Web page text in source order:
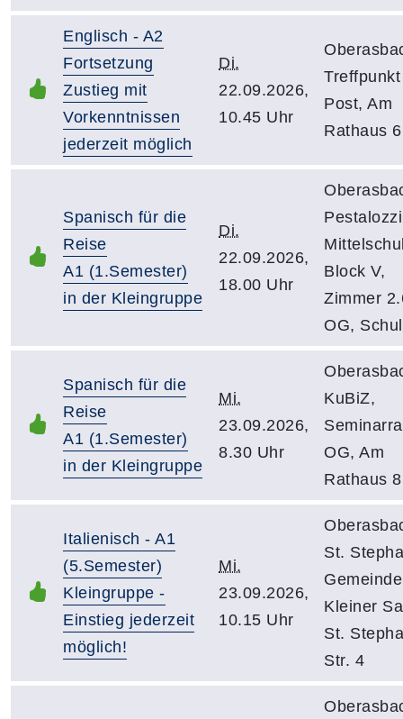
Englisch - A2
Fortsetzung
Zustieg mit
Vorkenntnissen
jederzeit möglich
Di.
22.09.2026,
10.45 Uhr
Post, Am
Rathaus 6
Spanisch für die
Reise
A1 (1.Semester)
in der Kleingruppe
Di.
22.09.2026,
18.00 Uhr
Pestalozzi
Block V,
Zimmer
OG,
Spanisch für die
Reise
A1 (1.Semester)
in der Kleingruppe
Mi.
23.09.2026,
8.30 Uhr
KuBiZ,
OG, Am
Rathaus 8
Italienisch - A1
(5.Semester)
Kleingruppe -
Einstieg jederzeit
möglich!
Mi.
23.09.2026,
10.15 Uhr
St.
Kleiner
St.
Str. 4